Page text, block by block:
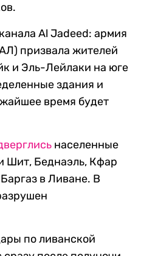
Al Jadeed: армия
призвала жителей
и Эль-Лейлаки на юге
здания и
время будет
населенные
Шит, Беднаэль, Кфар
в Ливане. В
по ливанской